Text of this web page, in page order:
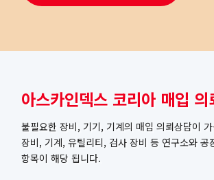
아스카인덱스 코리아 매입
불필요한 장비, 기기, 기계의 매입 의뢰상담이
장비, 기계, 유틸리티, 검사 장비 등 연구소와 공
항목이 해당 됩니다.